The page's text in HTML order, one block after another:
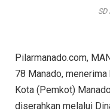
Pilarmanado.com,
78 Manado,
Kota (Pemkot)
diserahkan melalui